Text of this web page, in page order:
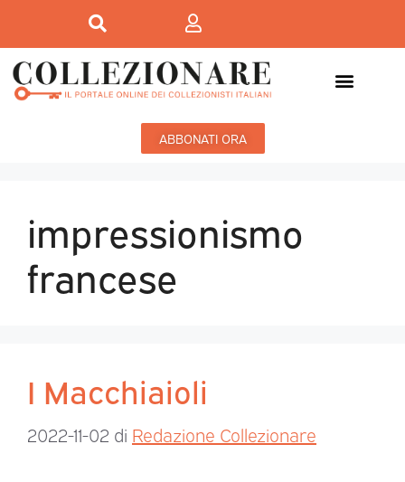
ABBONATI ORA
impressionismo
francese
I Macchiaioli
2022-11-02 di Redazione Collezionare